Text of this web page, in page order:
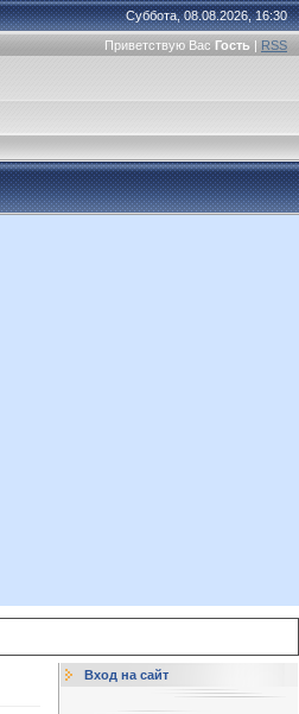
Суббота, 08.08.2026, 16:30
Приветствую Вас Гость | RSS
Вход на сайт